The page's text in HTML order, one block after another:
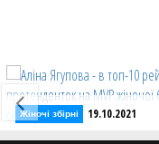
Жіночі збірні 19.10.2021
Аліна Ягупова - в топ-